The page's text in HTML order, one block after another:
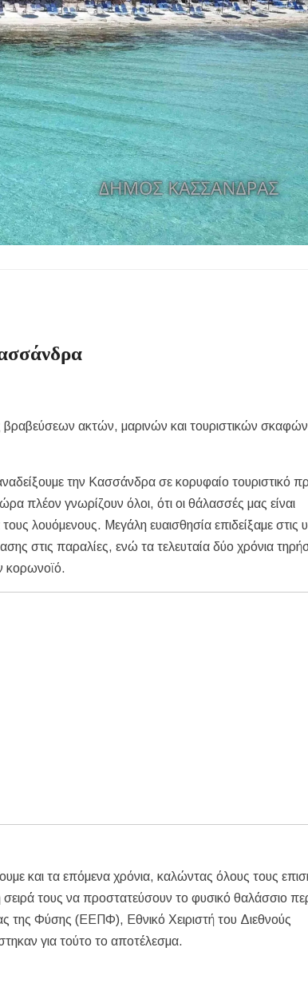
επιβάρυνση
αναμονή και απώλειες στις κρατήσεις
εκκλησίες
ακτών, μαρινών και τουριστικών
την Κασσάνδρα σε κορυφαίο τουριστικό
πλέον γνωρίζουν όλοι, ότι οι θάλασσές μας είναι
λουόμενους. Μεγάλη ευαισθησία επιδείξαμε στις
στις παραλίες, ενώ τα τελευταία δύο χρόνια
κορωνοϊό.
και τα επόμενα χρόνια, καλώντας όλους τους
τους να προστατεύσουν το φυσικό θαλάσσιο
της Φύσης (ΕΕΠΦ), Εθνικό Χειριστή του Διεθνούς
για τούτο το αποτέλεσμα.